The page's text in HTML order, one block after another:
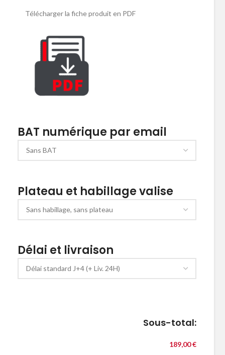
Télécharger la fiche produit en PDF
BAT numérique par email
Plateau et habillage valise
Délai et livraison
Sous-total:
189,00 €